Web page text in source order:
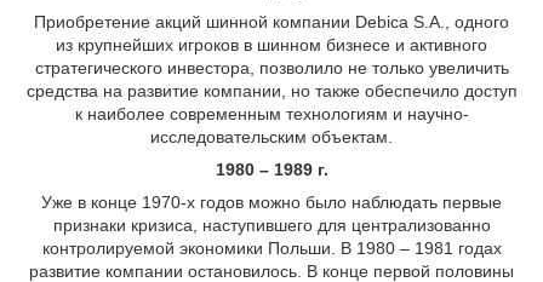
Приобретение акций шинной компании Debica S.A., одного
из крупнейших игроков в шинном бизнесе и активного
стратегического инвестора, позволило не только увеличить
средства на развитие компании, но также обеспечило доступ
к наиболее современным технологиям и научно-
исследовательским объектам.
1980 – 1989 г.
Уже в конце 1970-х годов можно было наблюдать первые
признаки кризиса, наступившего для централизованно
контролируемой экономики Польши. В 1980 – 1981 годах
развитие компании остановилось. В конце первой половины